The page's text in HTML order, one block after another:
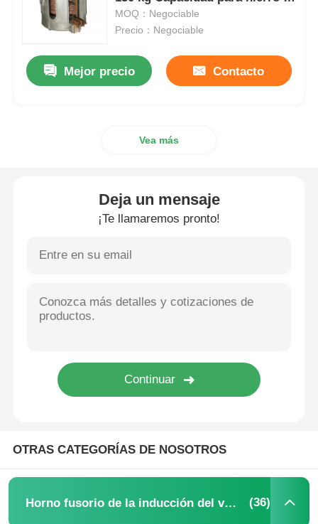
Horno fusorio de la inducción del vacío
horno fusorio industrial
horno de temple de cristal
Horno de arco de plasma
horno inferior del coche
Caldera de agua caliente industrial
Calderas a gas
cobre / acero
MOQ：Negociable
Precio：Negociable
Mejor precio Contacto
Vea más
Deja un mensaje
¡Te llamaremos pronto!
OTRAS CATEGORÍAS DE NOSOTROS
Horno fusorio de la inducción del vacío (36)